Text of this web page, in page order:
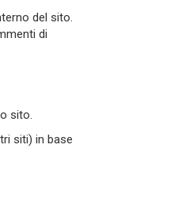
del sito.
di
sito.
siti) in base